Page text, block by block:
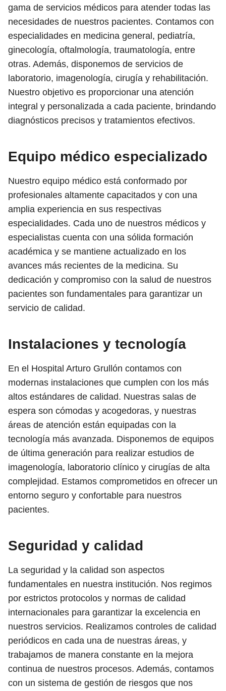
gama de servicios médicos para atender todas las
necesidades de nuestros pacientes. Contamos con
especialidades en medicina general, pediatría,
ginecología, oftalmología, traumatología, entre
otras. Además, disponemos de servicios de
laboratorio, imagenología, cirugía y rehabilitación.
Nuestro objetivo es proporcionar una atención
integral y personalizada a cada paciente, brindando
diagnósticos precisos y tratamientos efectivos.
Equipo médico especializado
Nuestro equipo médico está conformado por
profesionales altamente capacitados y con una
amplia experiencia en sus respectivas
especialidades. Cada uno de nuestros médicos y
especialistas cuenta con una sólida formación
académica y se mantiene actualizado en los
avances más recientes de la medicina. Su
dedicación y compromiso con la salud de nuestros
pacientes son fundamentales para garantizar un
servicio de calidad.
Instalaciones y tecnología
En el Hospital Arturo Grullón contamos con
modernas instalaciones que cumplen con los más
altos estándares de calidad. Nuestras salas de
espera son cómodas y acogedoras, y nuestras
áreas de atención están equipadas con la
tecnología más avanzada. Disponemos de equipos
de última generación para realizar estudios de
imagenología, laboratorio clínico y cirugías de alta
complejidad. Estamos comprometidos en ofrecer un
entorno seguro y confortable para nuestros
pacientes.
Seguridad y calidad
La seguridad y la calidad son aspectos
fundamentales en nuestra institución. Nos regimos
por estrictos protocolos y normas de calidad
internacionales para garantizar la excelencia en
nuestros servicios. Realizamos controles de calidad
periódicos en cada una de nuestras áreas, y
trabajamos de manera constante en la mejora
continua de nuestros procesos. Además, contamos
con un sistema de gestión de riesgos que nos